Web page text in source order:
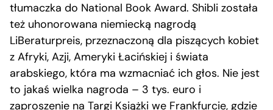
tłumaczka do National Book Award. Shibli została
też uhonorowana niemiecką nagrodą
LiBeraturpreis, przeznaczoną dla piszących kobiet
z Afryki, Azji, Ameryki Łacińskiej i świata
arabskiego, która ma wzmacniać ich głos. Nie jest
to jakaś wielka nagroda – 3 tys. euro i
zaproszenie na Targi Książki we Frankfurcie, gdzie